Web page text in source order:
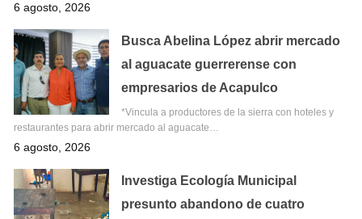
6 agosto, 2026
Busca Abelina López abrir mercado
al aguacate guerrerense con
empresarios de Acapulco
*Vincula a productores de la sierra con hoteles y
restaurantes para abrir mercado al aguacate…
6 agosto, 2026
Investiga Ecología Municipal
presunto abandono de cuatro